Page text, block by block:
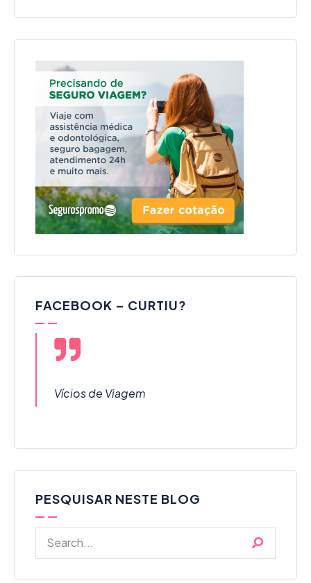
FACEBOOK – CURTIU?
Vícios de Viagem
PESQUISAR NESTE BLOG